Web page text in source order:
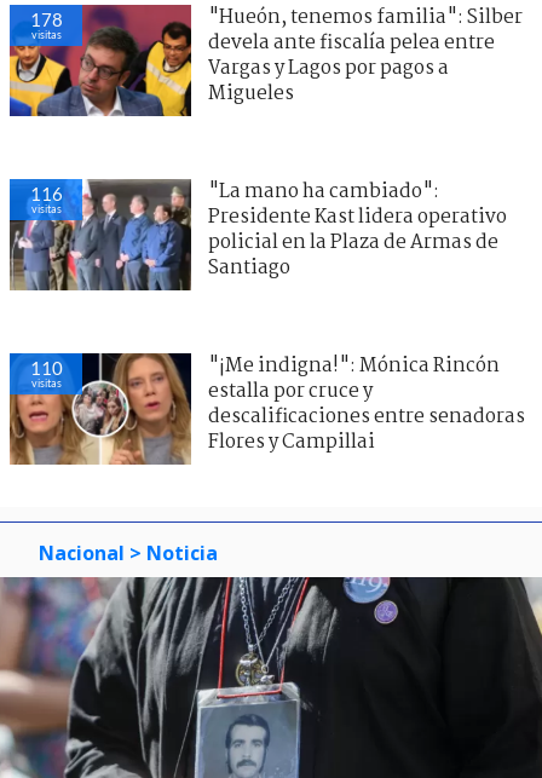
177
visitas
"Hueón, tenemos familia": Silber
devela ante fiscalía pelea entre
Vargas y Lagos por pagos a
Migueles
121
visitas
"La mano ha cambiado":
Presidente Kast lidera operativo
policial en la Plaza de Armas de
Santiago
101
visitas
"¡Me indigna!": Mónica Rincón
estalla por cruce y
descalificaciones entre senadoras
Flores y Campillai
Nacional > Noticia